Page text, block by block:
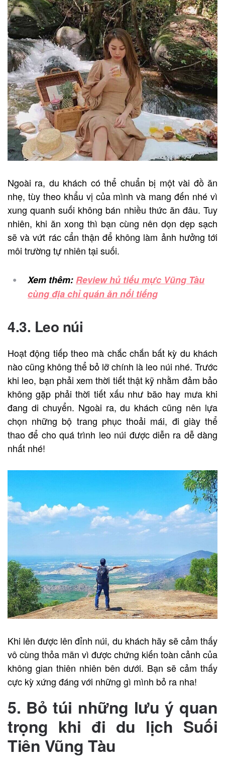
Ngoài ra, du khách có thể chuẩn bị một vài đồ ăn
nhẹ, tùy theo khẩu vị của mình và mang đến nhé vì
xung quanh suối không bán nhiều thức ăn đâu. Tuy
nhiên, khi ăn xong thì bạn cùng nên dọn dẹp sạch
sẽ và vứt rác cẩn thận để không làm ảnh hưởng tới
môi trường tự nhiên tại suối.
Xem thêm:Review hủ tiếu mực Vũng Tàu
cùng địa chỉ quán ăn nổi tiếng
4.3. Leo núi
Hoạt động tiếp theo mà chắc chắn bất kỳ du khách
nào cũng không thể bỏ lỡ chính là leo núi nhé. Trước
khi leo, bạn phải xem thời tiết thật kỹ nhằm đảm bảo
không gặp phải thời tiết xấu như bão hay mưa khi
đang di chuyển. Ngoài ra, du khách cũng nên lựa
chọn những bộ trang phục thoải mái, đi giày thể
thao để cho quá trình leo núi được diễn ra dễ dàng
nhất nhé!
Khi lên được lên đỉnh núi, du khách hãy sẽ cảm thấy
vô cùng thỏa mãn vì được chứng kiến toàn cảnh của
không gian thiên nhiên bên dưới. Bạn sẽ cảm thấy
cực kỳ xứng đáng với những gì mình bỏ ra nha!
5. Bỏ túi những lưu ý quan
trọng khi đi du lịch Suối
Tiên Vũng Tàu